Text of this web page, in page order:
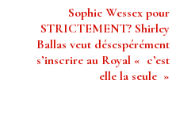
Sophie Wessex pour
STRICTEMENT? Shirley
Ballas veut désespérément
s’inscrire au Royal « c’est
elle la seule »